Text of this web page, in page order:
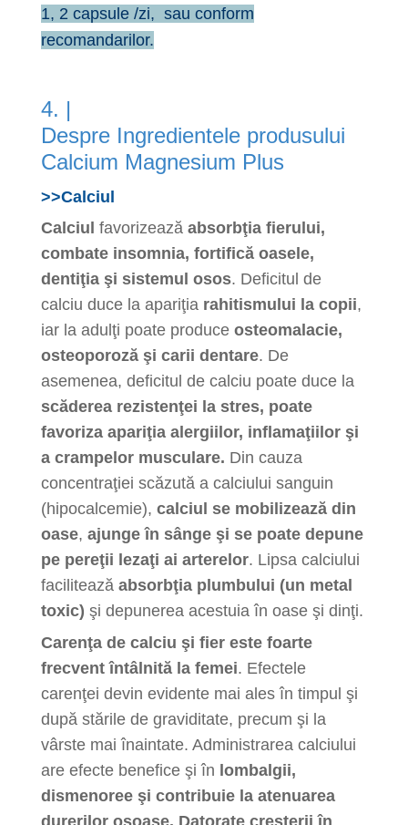
1, 2 capsule /zi, sau conform
recomandarilor.
4. |
Despre Ingredientele produsului
Calcium Magnesium Plus
>>Calciul
Calciul favorizează absorbţia fierului,
combate insomnia, fortifică oasele,
dentiţia şi sistemul osos. Deficitul de
calciu duce la apariţia rahitismului la copii,
iar la adulţi poate produce osteomalacie,
osteoporoză şi carii dentare. De
asemenea, deficitul de calciu poate duce la
scăderea rezistenţei la stres, poate
favoriza apariţia alergiilor, inflamaţiilor şi
a crampelor musculare. Din cauza
concentraţiei scăzută a calciului sanguin
(hipocalcemie), calciul se mobilizează din
oase, ajunge în sânge şi se poate depune
pe pereţii lezaţi ai arterelor. Lipsa calciului
facilitează absorbţia plumbului (un metal
toxic) şi depunerea acestuia în oase şi dinţi.
Carenţa de calciu şi fier este foarte
frecvent întâlnită la femei. Efectele
carenţei devin evidente mai ales în timpul şi
după stările de graviditate, precum şi la
vârste mai înaintate. Administrarea calciului
are efecte benefice şi în lombalgii,
dismenoree şi contribuie la atenuarea
durerilor osoase. Datorate creşterii în